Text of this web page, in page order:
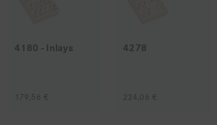
4180 - Inlays
179,56 €
4278
224,06 €